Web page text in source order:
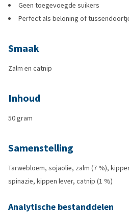
Geen toegevoegde suikers
Perfect als beloning of
Smaak
Zalm en catnip
Inhoud
50 gram
Samenstelling
Tarwebloem, sojaolie, zalm (7 %),
spinazie, kippen lever, catnip (1 %)
Analytische bestanddelen